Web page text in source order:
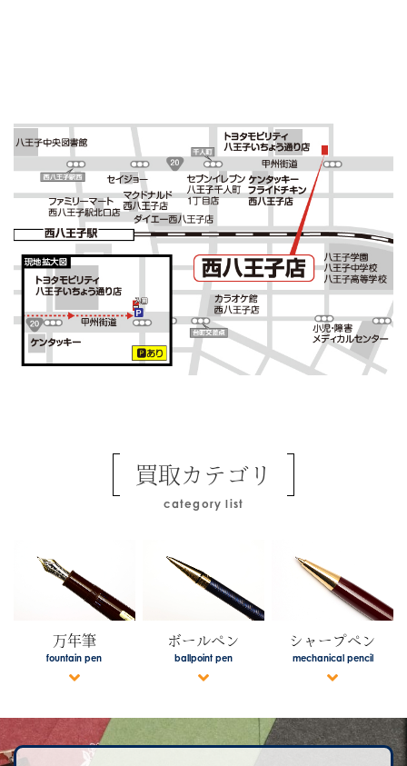
買取カテゴリ
category list
万年筆
fountain pen
ボールペン
ballpoint pen
シャープペン
mechanical pencil